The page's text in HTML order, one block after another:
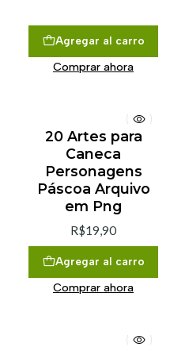
Agregar al carro
Comprar ahora
20 Artes para
Caneca
Personagens
Páscoa Arquivo
em Png
R$19,90
Agregar al carro
Comprar ahora